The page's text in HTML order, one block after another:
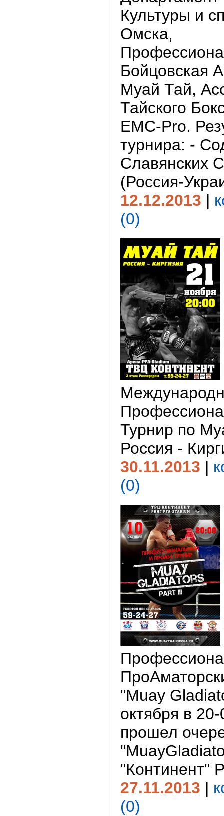
Культуры и
Омска,
Бойцовская
Муай Тай,
Тайского
EMC-Pro.
турнира: -
Славянских
(Россия-
12.12.2013 |
(0)
Турнир по
Россия -
30.11.2013 |
(0)
"Muay
октября в
прошел
"Континент"
27.11.2013 |
(0)